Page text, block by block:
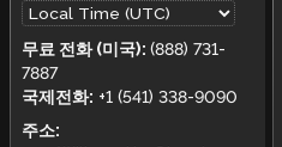
무료 전화 (미국): (888) 731-
7887
국제전화: +1 (541) 338-9090
주소: